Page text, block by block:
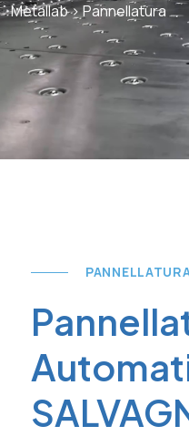
Metallab>Pannellatura